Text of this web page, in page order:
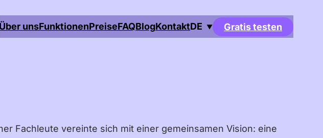
Über unsFunktionenPreiseFAQBlogKontaktDE ▼
Português
Gratis testen
Fachleute vereinte sich mit einer gemeinsamen Vision: eine